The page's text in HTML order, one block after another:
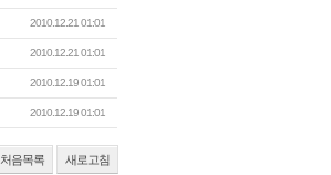
2010.12.21 01:01
2010.12.21 01:01
2010.12.19 01:01
2010.12.19 01:01
처음목록 새로고침